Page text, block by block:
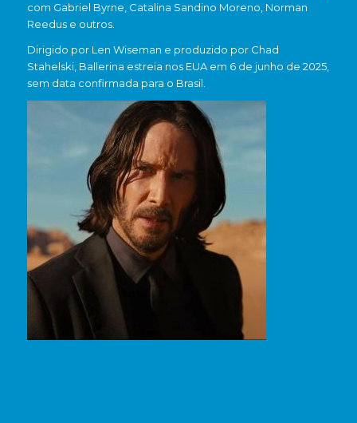
com Gabriel Byrne, Catalina Sandino Moreno, Norman
Reedus e outros.
Dirigido por Len Wiseman e produzido por Chad
Stahelski, Ballerina estreia nos EUA em 6 de junho de 2025,
sem data confirmada para o Brasil.